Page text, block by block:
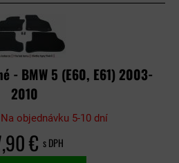
- BMW 5 (E60, E61) 2003-
2010
Na objednávku 5-10 dní
€ s DPH